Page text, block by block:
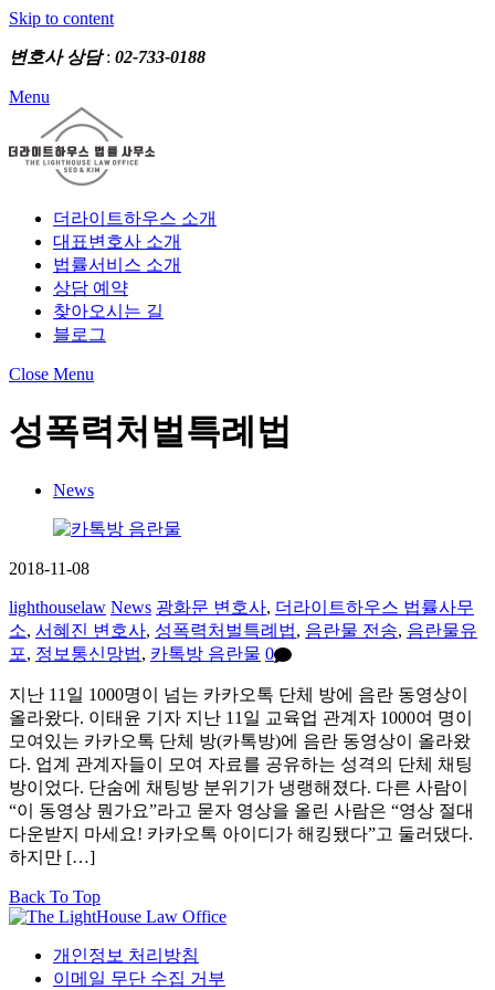
Skip to content
변호사 상담: 02-733-0188
Menu
더라이트하우스 소개
대표변호사 소개
법률서비스 소개
상담 예약
찾아오시는 길
블로그
Close Menu
성폭력처벌특례법
News
2018-11-08
lighthouselaw News 광화문 변호사, 더라이트하우스 법률사무
소, 서혜진 변호사, 성폭력처벌특례법, 음란물 전송, 음란물유
포, 정보통신망법, 카톡방 음란물 0
지난 11일 1000명이 넘는 카카오톡 단체 방에 음란 동영상이
올라왔다. 이태윤 기자 지난 11일 교육업 관계자 1000여 명이
모여있는 카카오톡 단체 방(카톡방)에 음란 동영상이 올라왔
다. 업계 관계자들이 모여 자료를 공유하는 성격의 단체 채팅
방이었다. 단숨에 채팅방 분위기가 냉랭해졌다. 다른 사람이
“이 동영상 뭔가요”라고 묻자 영상을 올린 사람은 “영상 절대
다운받지 마세요! 카카오톡 아이디가 해킹됐다”고 둘러댔다.
하지만 […]
Back To Top
개인정보 처리방침
이메일 무단 수집 거부